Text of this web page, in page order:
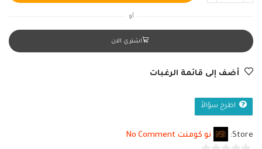
أو
اشتري الان
أضف إلى قائمة الرغبات
اطرح سؤالاً
Store: نو كومنت No Comment